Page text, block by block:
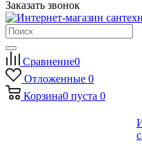
Заказать звонок
Сравнение0
Отложенные 0
Корзина0 пуста 0